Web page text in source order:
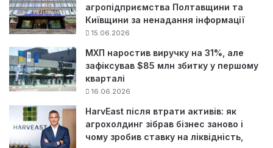
агропідприємства Полтавщини та
Київщини за ненадання інформації
15.06.2026
МХП наростив виручку на 31%, але
зафіксував $85 млн збитку у першому
кварталі
16.06.2026
HarvEast після втрати активів: як
агрохолдинг зібрав бізнес заново і
чому зробив ставку на ліквідність,